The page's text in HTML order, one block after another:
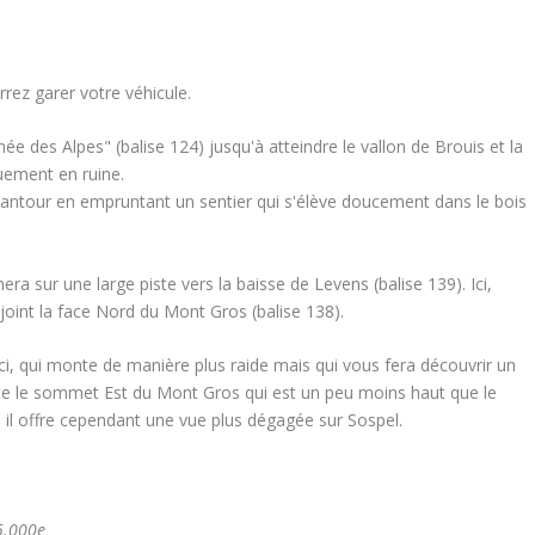
garer votre véhicule.
des Alpes" (balise 124) jusqu'à atteindre le vallon de Brouis et la
en ruine.
en empruntant un sentier qui s'élève doucement dans le bois
sur une large piste vers la baisse de Levens (balise 139). Ici,
la face Nord du Mont Gros (balise 138).
qui monte de manière plus raide mais qui vous fera découvrir un
le sommet Est du Mont Gros qui est un peu moins haut que le
cependant une vue plus dégagée sur Sospel.